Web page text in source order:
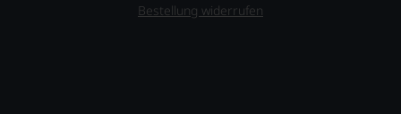
Bestellung widerrufen